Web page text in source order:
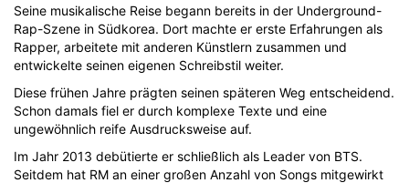
Seine musikalische Reise begann bereits in der Underground-
Rap-Szene in Südkorea. Dort machte er erste Erfahrungen als
Rapper, arbeitete mit anderen Künstlern zusammen und
entwickelte seinen eigenen Schreibstil weiter.
Diese frühen Jahre prägten seinen späteren Weg entscheidend.
Schon damals fiel er durch komplexe Texte und eine
ungewöhnlich reife Ausdrucksweise auf.
Im Jahr 2013 debütierte er schließlich als Leader von BTS.
Seitdem hat RM an einer großen Anzahl von Songs mitgewirkt